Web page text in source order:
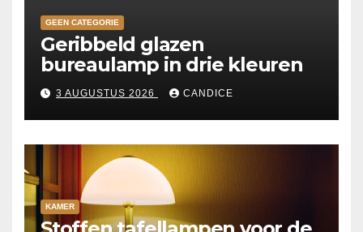
GEEN CATEGORIE
Geribbeld glazen
bureaulamp in drie kleuren
3 AUGUSTUS 2026 CANDICE
KAMER